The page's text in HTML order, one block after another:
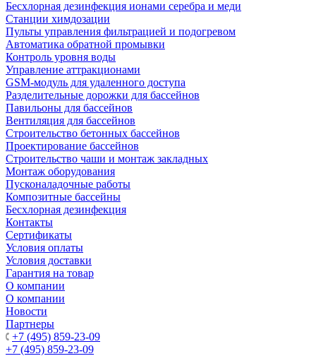
Беcхлорная дезинфекция ионами серебра и меди
Станции химдозации
Пульты управления фильтрацией и подогревом
Автоматика обратной промывки
Контроль уровня воды
Управление аттракционами
GSM-модуль для удаленного доступа
Разделительные дорожки для бассейнов
Павильоны для бассейнов
Вентиляция для бассейнов
Строительство бетонных бассейнов
Проектирование бассейнов
Строительство чаши и монтаж закладных
Монтаж оборудования
Пусконаладочные работы
Композитные бассейны
Бесхлорная дезинфекция
Контакты
Сертификаты
Условия оплаты
Условия доставки
Гарантия на товар
О компании
О компании
Новости
Партнеры
+7 (495) 859-23-09
+7 (495) 859-23-09